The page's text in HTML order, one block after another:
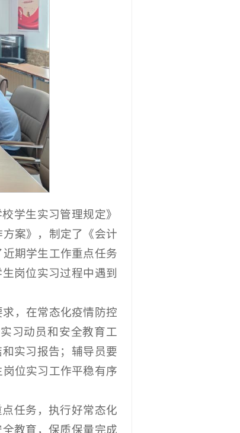
学生实习管理规定》
案》，制定了《会计
期学生工作重点任务
岗位实习过程中遇到
，在常态化疫情防控
习动员和安全教育工
实习报告；辅导员要
位实习工作平稳有序
任务，执行好常态化
教育，保质保量完成